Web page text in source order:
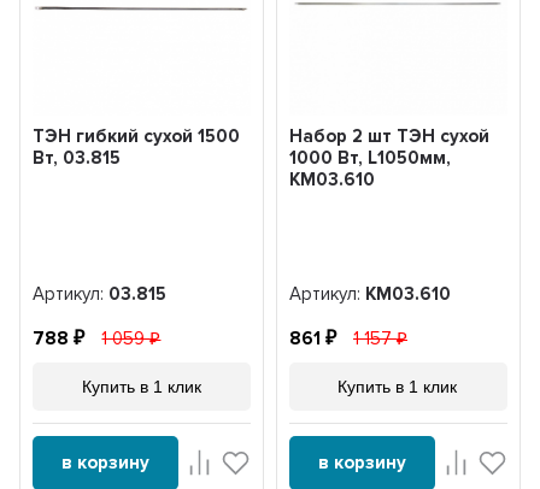
ТЭН гибкий сухой 1500
Вт, 03.815
Артикул: 03.815
788 1 059
Купить в 1 клик
в корзину
Набор 2 шт ТЭН сухой
1000 Вт, L1050мм,
KM03.610
Артикул: KM03.610
861 1 157
Купить в 1 клик
в корзину